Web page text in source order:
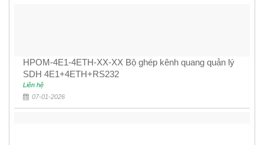
HPOM-4E1-4ETH-XX-XX Bộ ghép kênh quang quản lý
SDH 4E1+4ETH+RS232
Liên hệ
07-01-2026